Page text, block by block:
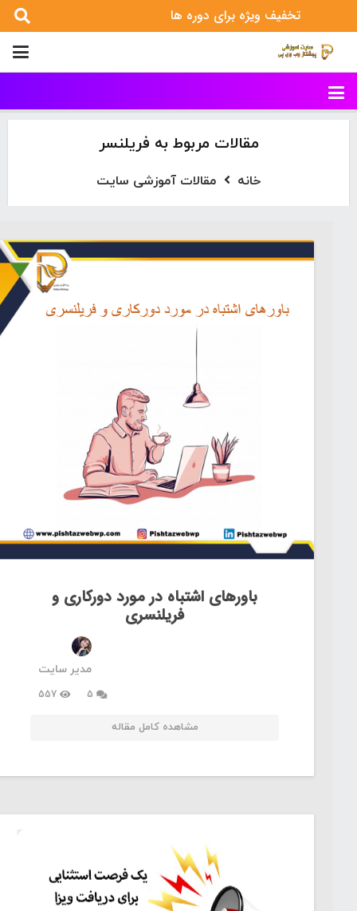
تخفیف ویژه برای دوره ها
مقالات مربوط به فریلنسر
خانه مقالات آموزشی سایت
باورهای اشتباه در مورد دورکاری و
فریلنسری
مدیر سایت
5دیدگاه 557
مشاهده کامل مقاله